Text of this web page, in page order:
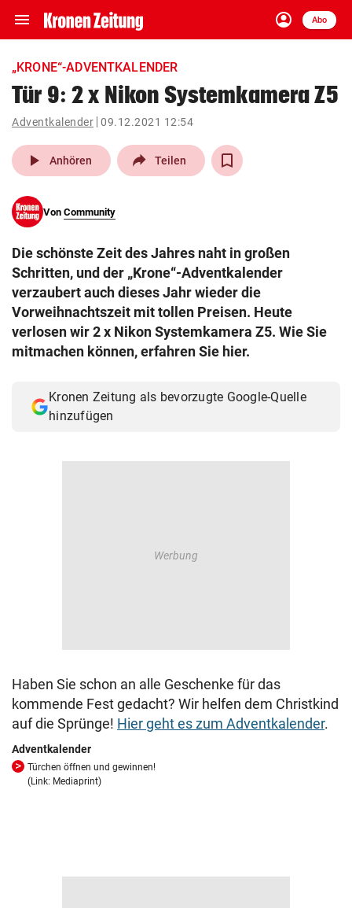
menu Navigation
ein-/ausklappen
account_circle
Anmelden
Abo
close Schließen
account_circle Anmelden
pin_drop
arrow_right
bookmark Merkliste
search
Suchbegriff
eingeben
„KRONE“-ADVENTKALENDER
Tür 9: 2 x Nikon Systemkamera Z5
Adventkalender 09.12.2021 12:54
play_arrow Anhören Teilen
Von Community
Die schönste Zeit des Jahres naht in großen
Schritten, und der „Krone“-Adventkalender
verzaubert auch dieses Jahr wieder die
Vorweihnachtszeit mit tollen Preisen. Heute
verlosen wir 2 x Nikon Systemkamera Z5. Wie Sie
mitmachen können, erfahren Sie hier.
Kronen Zeitung als bevorzugte Google-Quelle
hinzufügen
Haben Sie schon an alle Geschenke für das
kommende Fest gedacht? Wir helfen dem Christkind
auf die Sprünge! Hier geht es zum Adventkalender.
Adventkalender
Türchen öffnen und gewinnen!
(Link: Mediaprint)